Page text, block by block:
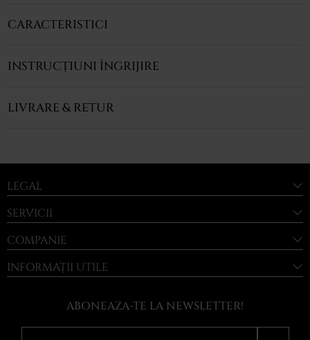
CARACTERISTICI
INSTRUCȚIUNI ÎNGRIJIRE
LIVRARE & RETUR
LEGAL
SERVICII
COMPANIE
INFORMAȚII UTILE
ABONEAZA-TE LA NEWSLETTER!